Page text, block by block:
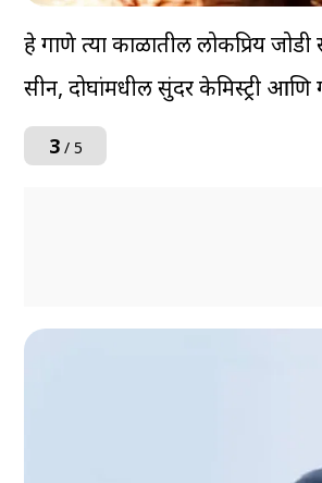
हे गाणे त्या काळातील लोकप्रिय
सीन, दोघांमधील सुंदर केमिस्ट्री
3/ 5